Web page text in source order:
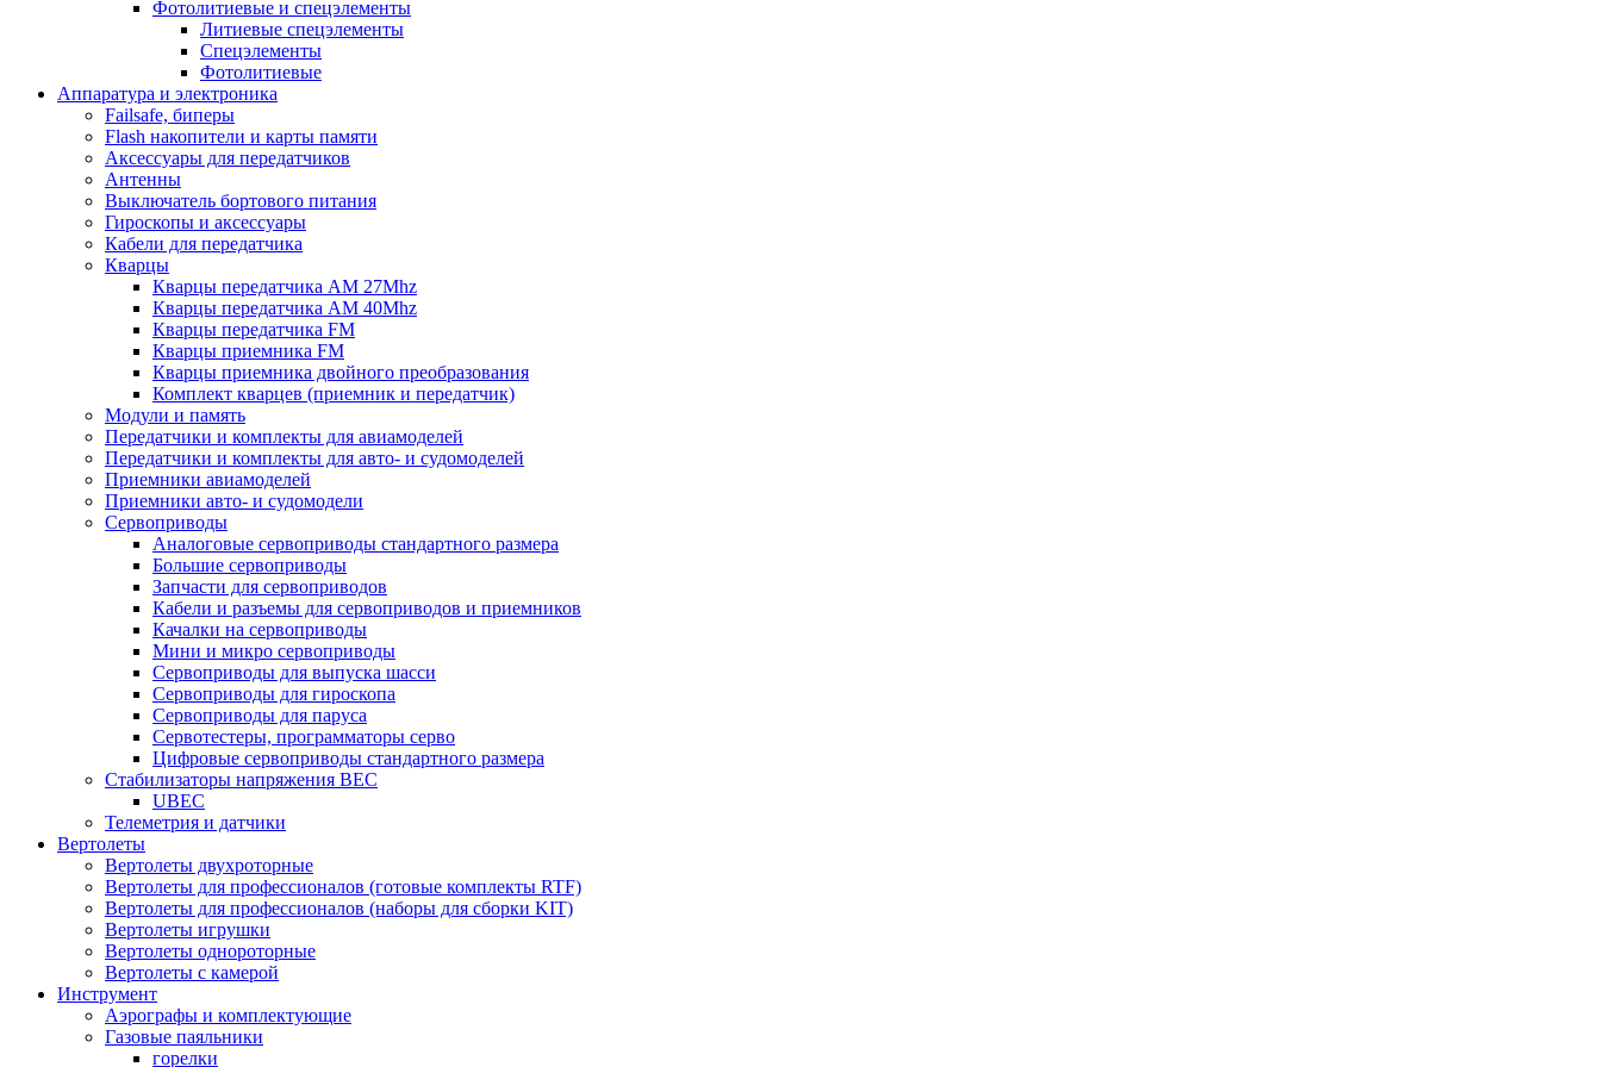
Фотолитиевые и спецэлементы
Литиевые спецэлементы
Спецэлементы
Фотолитиевые
Аппаратура и электроника
Failsafe, биперы
Flash накопители и карты памяти
Аксессуары для передатчиков
Антенны
Выключатель бортового питания
Гироскопы и аксессуары
Кабели для передатчика
Кварцы
Кварцы передатчика AM 27Mhz
Кварцы передатчика AM 40Mhz
Кварцы передатчика FM
Кварцы приемника FM
Кварцы приемника двойного преобразования
Комплект кварцев (приемник и передатчик)
Модули и память
Передатчики и комплекты для авиамоделей
Передатчики и комплекты для авто- и судомоделей
Приемники авиамоделей
Приемники авто- и судомодели
Сервоприводы
Аналоговые сервоприводы стандартного размера
Большие сервоприводы
Запчасти для сервоприводов
Кабели и разъемы для сервоприводов и приемников
Качалки на сервоприводы
Мини и микро сервоприводы
Сервоприводы для выпуска шасси
Сервоприводы для гироскопа
Сервоприводы для паруса
Сервотестеры, программаторы серво
Цифровые сервоприводы стандартного размера
Стабилизаторы напряжения BEC
UBEC
Телеметрия и датчики
Вертолеты
Вертолеты двухроторные
Вертолеты для профессионалов (готовые комплекты RTF)
Вертолеты для профессионалов (наборы для сборки KIT)
Вертолеты игрушки
Вертолеты однороторные
Вертолеты с камерой
Инструмент
Аэрографы и комплектующие
Газовые паяльники
горелки